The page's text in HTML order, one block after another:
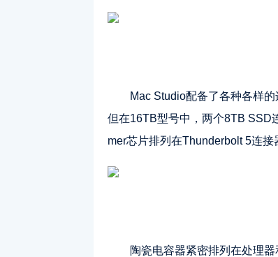
Mac Studio配备了各种各样
但在16TB型号中，两个8TB SSD
mer芯片排列在Thunderbolt 5连接
陶瓷电容器紧密排列在处理